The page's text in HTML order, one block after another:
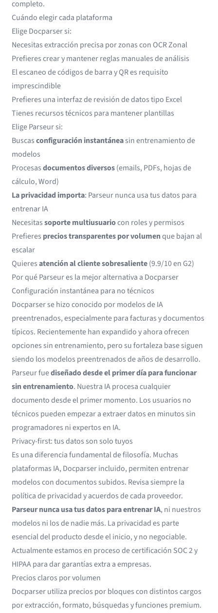
completo.
Cuándo elegir cada plataforma
Elige Docparser si:
Necesitas extracción precisa por zonas con OCR Zonal
Prefieres crear y mantener reglas manuales de análisis
El escaneo de códigos de barra y QR es requisito
imprescindible
Prefieres una interfaz de revisión de datos tipo Excel
Tienes recursos técnicos para mantener plantillas
Elige Parseur si:
Buscasconfiguración instantáneasin entrenamiento de
modelos
Procesasdocumentos diversos(emails, PDFs, hojas de
cálculo, Word)
La privacidad importa: Parseur nunca usa tus datos para
entrenar IA
Necesitassoporte multiusuariocon roles y permisos
Prefieres precios transparentes por volumenque bajan al
escalar
Quieresatención al cliente sobresaliente(9.9/10 en G2)
Por qué Parseur es la mejor alternativa a Docparser
Configuración instantánea para no técnicos
Docparser se hizo conocido por modelos de IA
preentrenados, especialmente para facturas y documentos
típicos. Recientemente han expandido y ahora ofrecen
opciones sin entrenamiento, pero su fortaleza base siguen
siendo los modelos preentrenados de años de desarrollo.
Parseur fuediseñado desde el primer día para funcionar
sin entrenamiento. Nuestra IA procesa cualquier
documento desde el primer momento. Los usuarios no
técnicos pueden empezar a extraer datos en minutos sin
programadores ni expertos en IA.
Privacy-first: tus datos son solo tuyos
Es una diferencia fundamental de filosofía. Muchas
plataformas IA, Docparser incluido, permiten entrenar
modelos con documentos subidos. Revisa siempre la
política de privacidad y acuerdos de cada proveedor.
Parseur nunca usa tus datos para entrenar IA, ni nuestros
modelos ni los de nadie más. La privacidad es parte
esencial del producto desde el inicio, y no negociable.
Actualmente estamos en proceso de certificación SOC 2 y
HIPAA para dar garantías extra a empresas.
Precios claros por volumen
Docparser utiliza precios por bloques con distintos cargos
por extracción, formato, búsquedas y funciones premium.